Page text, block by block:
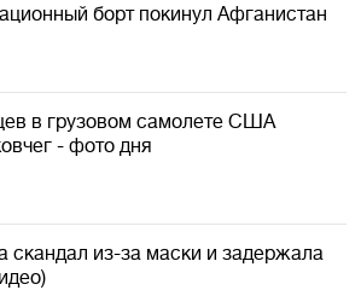
борт покинул Афганистан
в грузовом самолете США
- фото дня
скандал из-за маски и задержала